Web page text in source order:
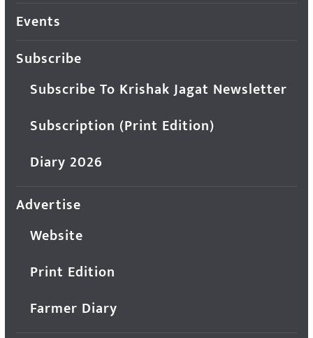
Events
Subscribe
Subscribe To Krishak Jagat Newsletter
Subscription (Print Edition)
Diary 2026
Advertise
Website
Print Edition
Farmer Diary